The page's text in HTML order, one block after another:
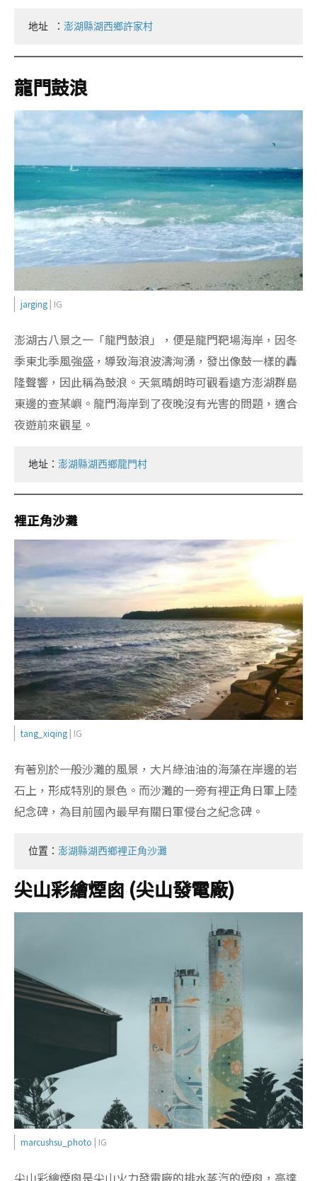
地址 ： 澎湖縣湖西鄉許家村
龍門鼓浪
jarging | IG
澎湖古八景之一「龍門鼓浪」，便是龍門靶場海岸，因冬
季東北季風強盛，導致海浪波濤洶湧，發出像鼓一樣的轟
隆聲響，因此稱為鼓浪。天氣晴朗時可觀看遠方澎湖群島
東邊的查某嶼。龍門海岸到了夜晚沒有光害的問題，適合
夜遊前來觀星。
地址： 澎湖縣湖西鄉龍門村
裡正角沙灘
tang_xiqing | IG
有著別於一般沙灘的風景，大片綠油油的海藻在岸邊的岩
石上，形成特別的景色。而沙灘的一旁有裡正角日軍上陸
紀念碑，為目前國內最早有關日軍侵台之紀念碑。
位置： 澎湖縣湖西鄉裡正角沙灘
尖山彩繪煙囪 (尖山發電廠)
marcushsu_photo | IG
尖山彩繪煙囪是尖山火力發電廠的排水蒸汽的煙囪，高達